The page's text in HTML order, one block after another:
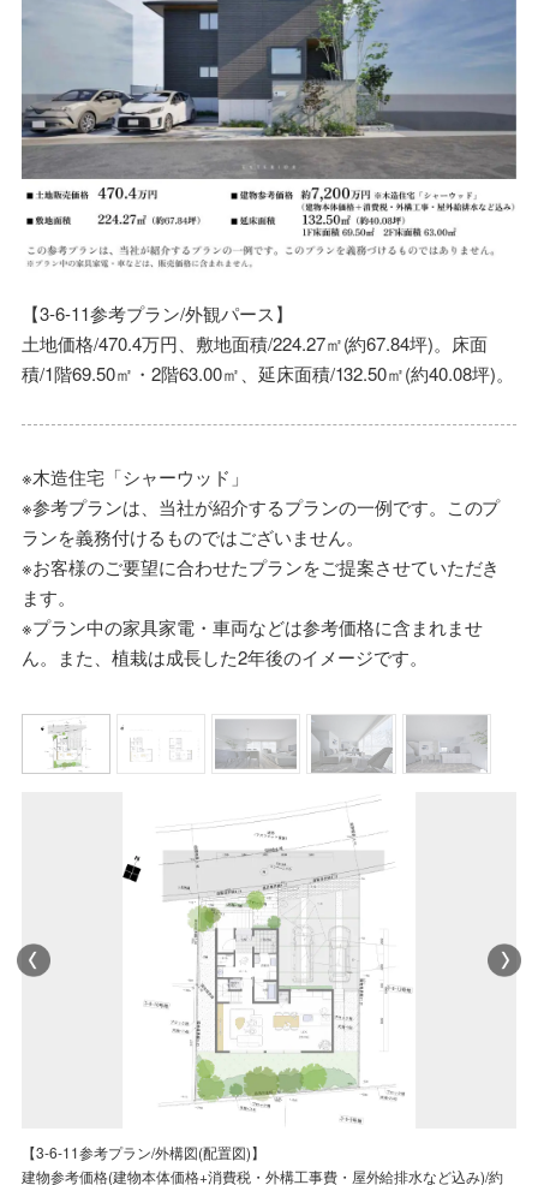
【3-6-11参考プラン/外観パース】
土地価格/470.4万円、敷地面積/224.27㎡(約67.84坪)。床面
積/1階69.50㎡・2階63.00㎡、延床面積/132.50㎡(約40.08坪)。
※木造住宅「シャーウッド」
※参考プランは、当社が紹介するプランの一例です。このプ
ランを義務付けるものではございません。
※お客様のご要望に合わせたプランをご提案させていただき
ます。
※プラン中の家具家電・車両などは参考価格に含まれませ
ん。また、植栽は成長した2年後のイメージです。
【3-6-11参考プラン/LDK内観パース】
積水ハウスは「邸別自由設計」。ご家族のライフスタイルにフィットする、
【3-6-11参考プラン/外構図(配置図)】
建物参考価格(建物本体価格+消費税・外構工事費・屋外給排水など込み)/約
【3-6-11参考プラン/平面図】
参考プランは、当社が紹介するプランの一例です。このプランを義務付ける
【3-6-11参考プラン/LDK内観パース】
プラン中の家具家電・車両などは参考価格に含まれません。また、植栽は成
【3-6-11参考プラン/LDK内観パース】
お客様のご要望に合わせたプランをご提案させていただきます。ぜひご希望
【3-6-11参考プラン/LDK内観パース】
積水ハウスは「邸別自由設計」。ご家族のライフスタイルにフィットする、
【3-6-11参考プラン/外構図(配置図)】
建物参考価格(建物本体価格+消費税・外構工事費・屋外給排水など込み)/約